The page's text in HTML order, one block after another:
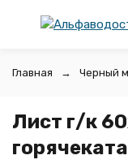
Главная Черный
Лист г/к